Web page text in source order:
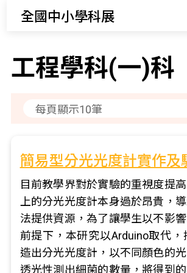
全國中小學科展
工程學科(一)科
簡易型分光光度計實作及
目前教學界對於實驗的重視度提
上的分光光度計本身過於昂貴，
法提供資源，為了讓學生以不影
前提下，本研究以Arduino取代，
造出分光光度計，以不同顏色的
透光性測出細菌的數量，將得到